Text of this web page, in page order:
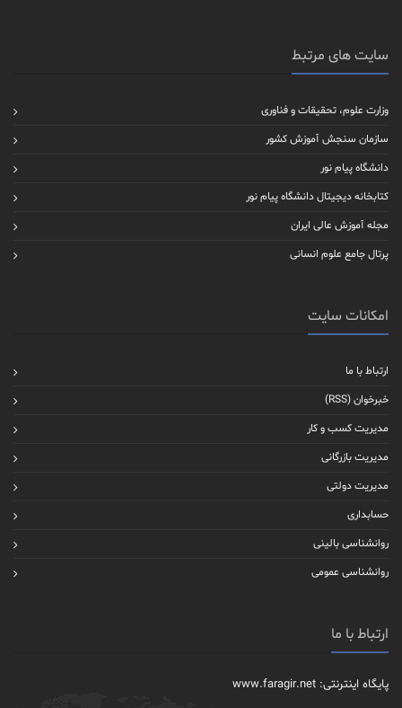
سایت های مرتبط
وزارت علوم، تحقیقات و فناوری
سازمان سنجش آموزش کشور
دانشگاه پیام نور
کتابخانه دیجیتال دانشگاه پیام نور
مجله آموزش عالی ایران
پرتال جامع علوم انسانی
امکانات سایت
ارتباط با ما
خبرخوان (RSS)
مدیریت کسب و کار
مدیریت بازرگانی
مدیریت دولتی
حسابداری
روانشناسی بالینی
روانشناسی عمومی
ارتباط با ما
پایگاه اینترنتی: www.faragir.net